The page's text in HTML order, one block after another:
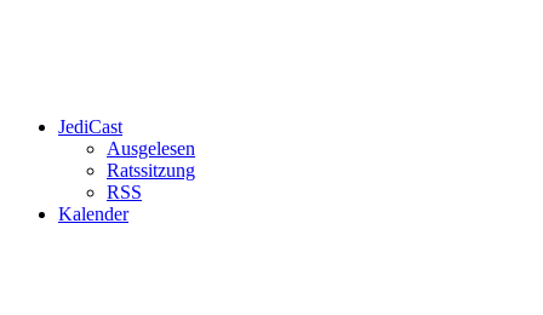
JediCast
Ausgelesen
Ratssitzung
RSS
Kalender